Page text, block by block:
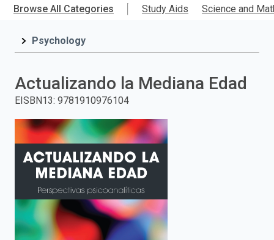
mainTitle,
and
press
enter
search.
Browse All Categories Study Aids Science and
Psychology
Actualizando la Mediana Edad
EISBN13: 9781910976104